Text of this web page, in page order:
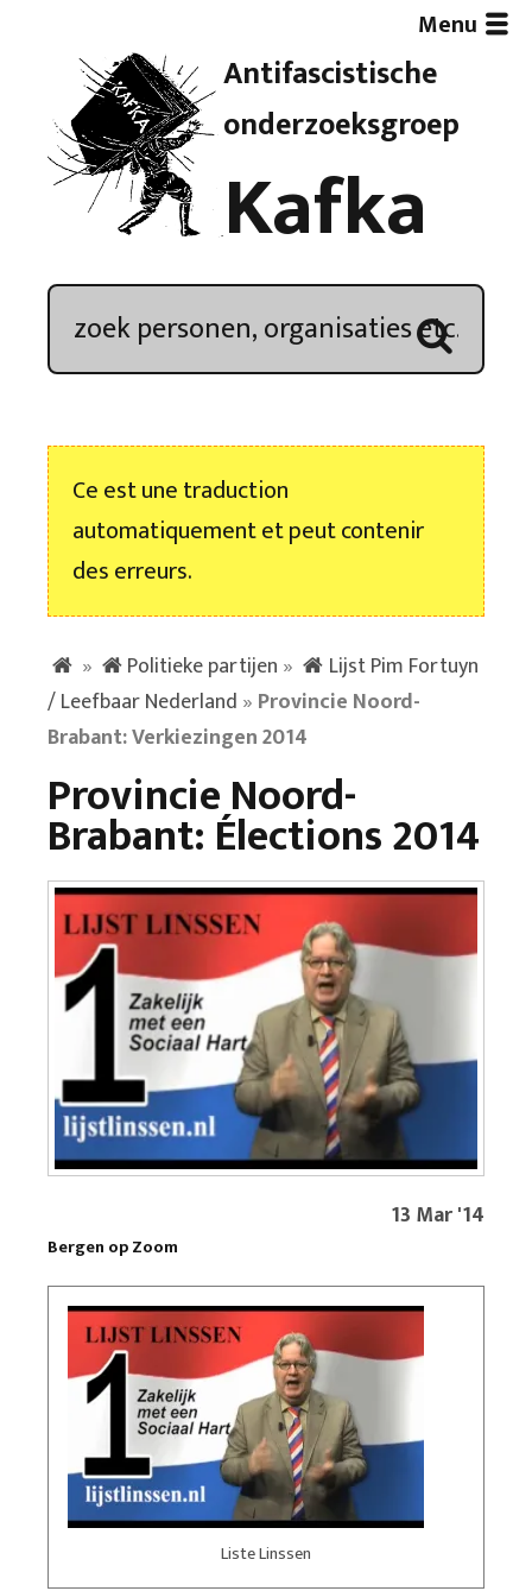
Antifascistische
onderzoeksgroep
Kafka
Menu
Artikelen
Demonstratieoverzicht
Kroniek
Nieuwsbrief
Ce est une traduction
automatiquement et peut contenir
des erreurs.
» Politieke partijen »
Lijst Pim Fortuyn
/ Leefbaar Nederland » Provincie Noord-
Brabant: Verkiezingen 2014
Provincie Noord-
Brabant: Élections 2014
13 Mar '14
Bergen op Zoom
Liste Linssen